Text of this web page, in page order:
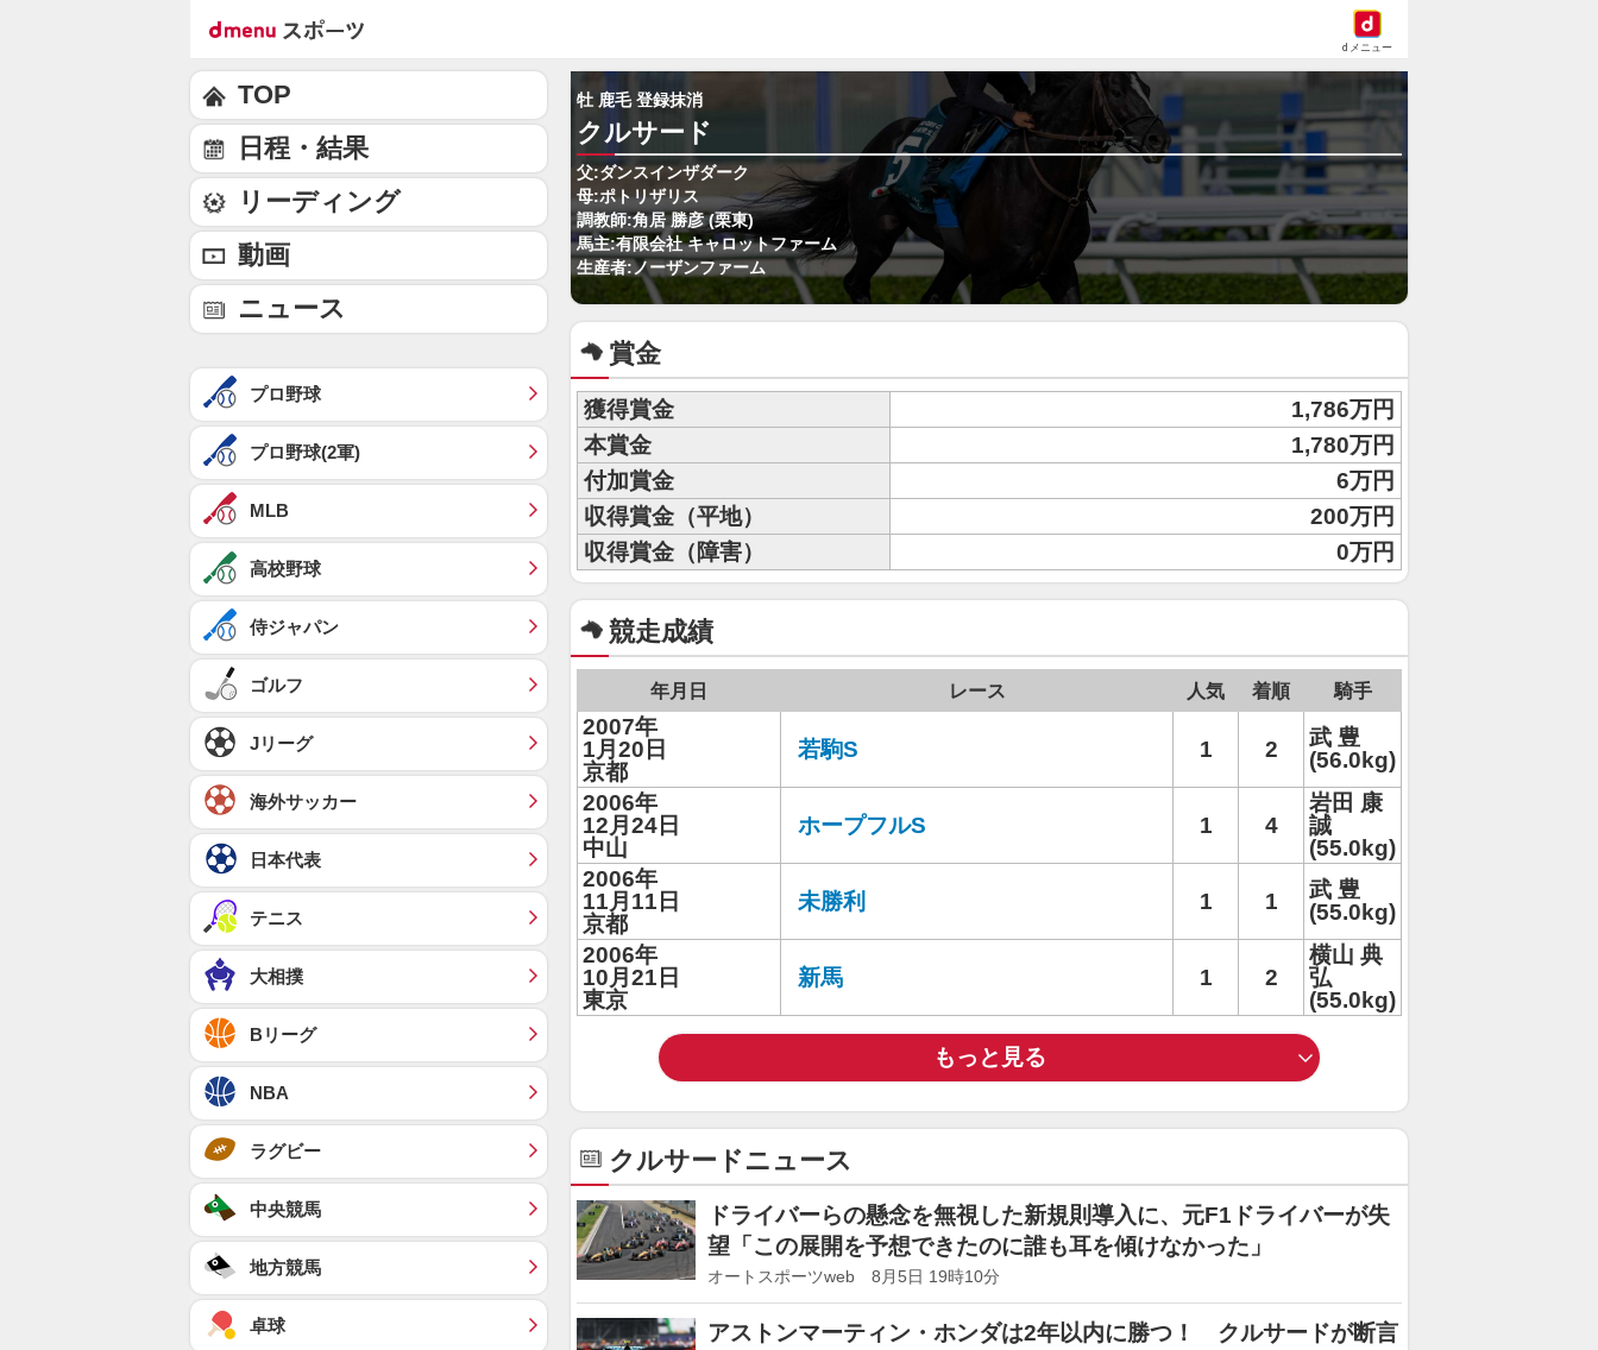
dメニュー
牡 鹿毛 登録抹消
クルサード
父:ダンスインザダーク
母:ポトリザリス
調教師:角居 勝彦 (栗東)
馬主:有限会社 キャロットファーム
生産者:ノーザンファーム
賞金
獲得賞金
1,786万円
本賞金
1,780万円
付加賞金
6万円
収得賞金（平地）
200万円
収得賞金（障害）
0万円
競走成績
年月日 レース 人気 着順 騎手
2007年
1月20日
京都
若駒S 1 2
武 豊
(56.0kg)
2006年
12月24日
中山
ホープフルS 1 4
岩田 康
誠
(55.0kg)
2006年
11月11日
京都
未勝利 1 1
武 豊
(55.0kg)
2006年
10月21日
東京
新馬 1 2
横山 典
弘
(55.0kg)
もっと見る
クルサードニュース
ドライバーらの懸念を無視した新規則導入に、元F1ドライバーが失
望「この展開を予想できたのに誰も耳を傾けなかった」
オートスポーツweb 8月5日 19時10分
アストンマーティン・ホンダは2年以内に勝つ！ クルサードが断言
TOP
日程・結果
リーディング
動画
ニュース
プロ野球
プロ野球(2軍)
MLB
高校野球
侍ジャパン
ゴルフ
Jリーグ
海外サッカー
日本代表
テニス
大相撲
Bリーグ
NBA
ラグビー
中央競馬
地方競馬
卓球